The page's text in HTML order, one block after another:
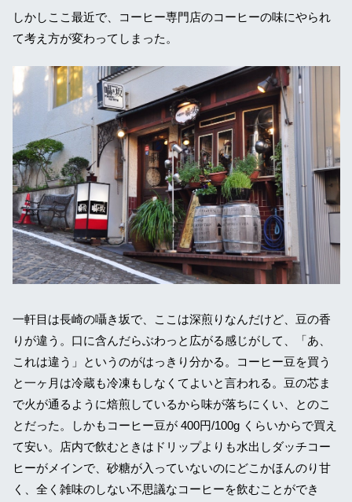
しかしここ最近で、コーヒー専門店のコーヒーの味にやられ
て考え方が変わってしまった。
一軒目は長崎の囁き坂で、ここは深煎りなんだけど、豆の香
りが違う。口に含んだらぶわっと広がる感じがして、「あ、
これは違う」というのがはっきり分かる。コーヒー豆を買う
と一ヶ月は冷蔵も冷凍もしなくてよいと言われる。豆の芯ま
で火が通るように焙煎しているから味が落ちにくい、とのこ
とだった。しかもコーヒー豆が 400円/100g くらいからで買え
て安い。店内で飲むときはドリップよりも水出しダッチコー
ヒーがメインで、砂糖が入っていないのにどこかほんのり甘
く、全く雑味のしない不思議なコーヒーを飲むことができ